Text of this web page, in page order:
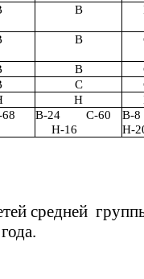
В
В
В
С
Н
В-24 С-60
Н-16
В-8
Н-
средней